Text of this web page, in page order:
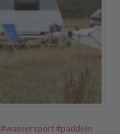
#wassersport#paddeln